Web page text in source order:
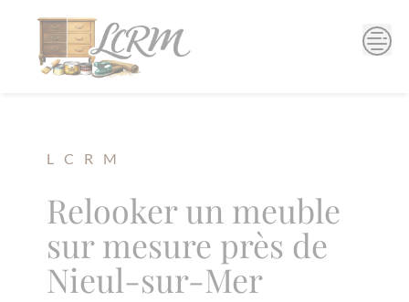
L C R M
Relooker un meuble
sur mesure près de
Nieul-sur-Mer